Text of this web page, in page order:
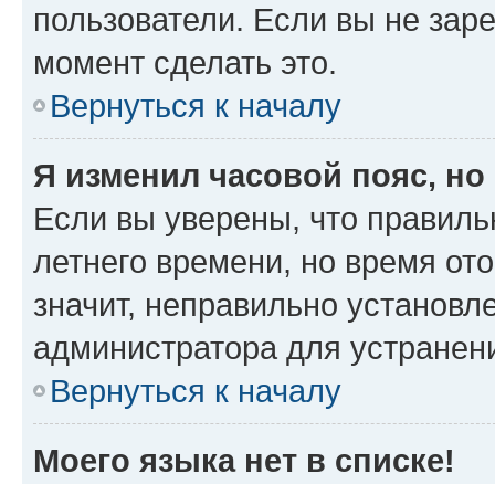
пользователи. Если вы не
момент сделать это.
Вернуться к началу
Я изменил часовой пояс,
Если вы уверены, что
летнего времени, но время
значит, неправильно
администратора для
Вернуться к началу
Моего языка нет в списке!